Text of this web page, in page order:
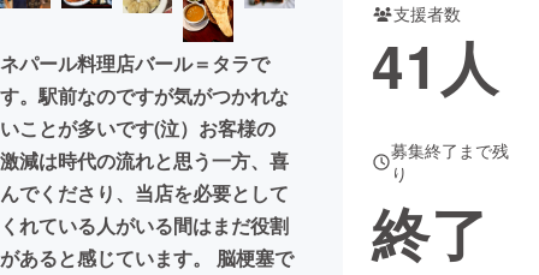
ネパール料理店バール＝タラで
す。駅前なのですが気がつかれな
いことが多いです(泣）お客様の
激減は時代の流れと思う一方、喜
んでくださり、当店を必要として
くれている人がいる間はまだ役割
があると感じています。 脳梗塞で
支援者数
41 人
募集終了まで残
り
終了